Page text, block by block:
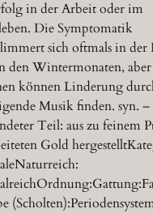
in der Arbeit oder im
Die Symptomatik
sich oftmals in der
den Wintermonaten, aber
können Linderung
Musik finden. syn. –
Teil: aus zu feinem
Gold